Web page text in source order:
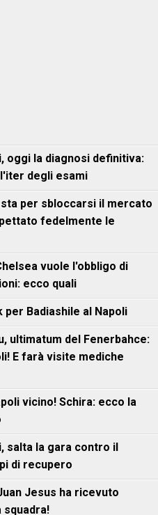
oggi la diagnosi definitiva:
degli esami
per sbloccarsi il mercato
fedelmente le
vuole l'obbligo di
ecco quali
Badiashile al Napoli
ultimatum del Fenerbahce:
E farà visite mediche
vicino! Schira: ecco la
salta la gara contro il
di recupero
Jesus ha ricevuto
squadra!